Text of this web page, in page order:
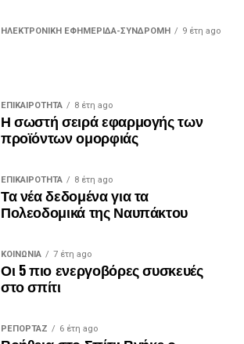
ΗΛΕΚΤΡΟΝΙΚΗ ΕΦΗΜΕΡΙΔΑ-ΣΥΝΔΡΟΜΗ 9 έτη ago
ΕΠΙΚΑΙΡΟΤΗΤΑ 8 έτη ago
Η σωστή σειρά εφαρμογής των
προϊόντων ομορφιάς
ΕΠΙΚΑΙΡΟΤΗΤΑ 8 έτη ago
Τα νέα δεδομένα για τα
Πολεοδομικά της Ναυπάκτου
ΚΟΙΝΩΝΙΑ 7 έτη ago
Οι 5 πιο ενεργοβόρες συσκευές
στο σπίτι
ΡΕΠΟΡΤΑΖ 6 έτη ago